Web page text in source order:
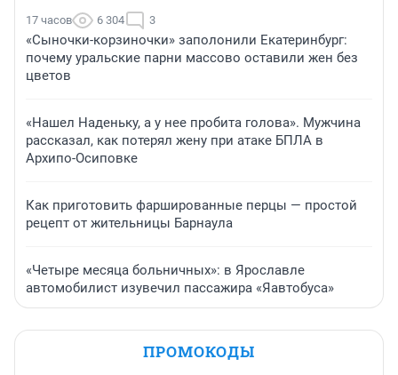
17 часов 6 304 3
«Сыночки-корзиночки» заполонили Екатеринбург:
почему уральские парни массово оставили жен без
цветов
«Нашел Наденьку, а у нее пробита голова». Мужчина
рассказал, как потерял жену при атаке БПЛА в
Архипо-Осиповке
Как приготовить фаршированные перцы — простой
рецепт от жительницы Барнаула
«Четыре месяца больничных»: в Ярославле
автомобилист изувечил пассажира «Яавтобуса»
ПРОМОКОДЫ